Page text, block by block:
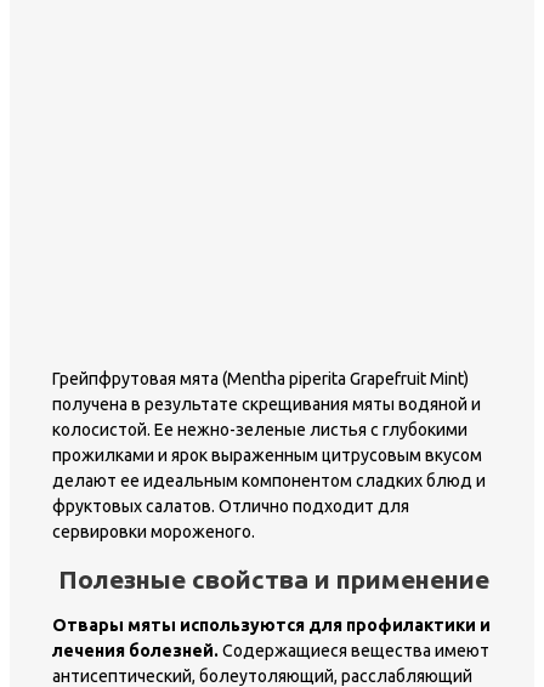
Грейпфрутовая мята (Mentha piperita Grapefruit Mint)
получена в результате скрещивания мяты водяной и
колосистой. Ее нежно-зеленые листья с глубокими
прожилками и ярок выраженным цитрусовым вкусом
делают ее идеальным компонентом сладких блюд и
фруктовых салатов. Отлично подходит для
сервировки мороженого.
Полезные свойства и применение
Отвары мяты используются для профилактики и
лечения болезней. Содержащиеся вещества имеют
антисептический, болеутоляющий, расслабляющий